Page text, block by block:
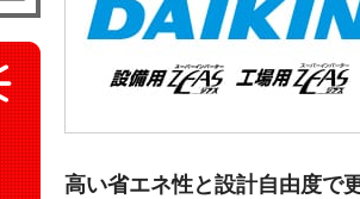
高い省エネ性と設計自由度で